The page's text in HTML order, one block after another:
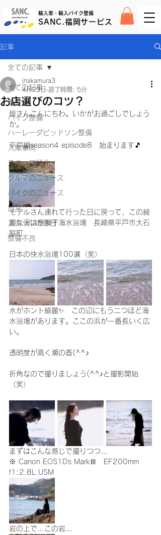
SANC.福岡サービス
輸入車・輸入バイク整備
記事
全ての記事
車整備
バイク整備
ハーレーダビッドソン整備
入庫車両
スタッフ紹介
クルマのニュース
バイクのニュース
日常
スタッフの休日
整備不良
全ての記事
お店選びのコツ？
jnakamura3
4月23日 読了時間: 5分
皆さんこんにちわ。いかがお過ごしでしょう
か。
平戸編season4 episode8　始まります🎵
モデルさん連れて行った日に戻って、この綺
麗な海は根獅子海水浴場　長崎県平戸市大石
脇町
日本の快水浴場100選（笑）
水がホント綺麗✨　この辺にもう二つほど海
水浴場があります。ここの浜が一番長いく広
い。
透明度が高く潮の香(^^♪
折角なので撮りましょう(^^♪と撮影開始
（笑）
まずはこんな感じで撮りつつ…
※ Canon EOS1Ds MarkⅢ　EF200mm
f1:2.8L USM
岩の上で…この岩…